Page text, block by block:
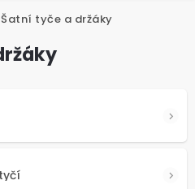
Šatní tyče a držáky